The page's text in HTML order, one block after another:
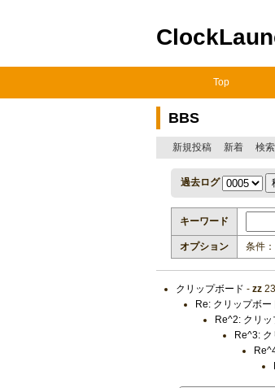
Top
BBS
新規投稿 新着 検索
過去ログ
キーワード
オプション 条件：
クリップボード - zz
Re: クリップボー
Re^2: クリッ
Re^3: